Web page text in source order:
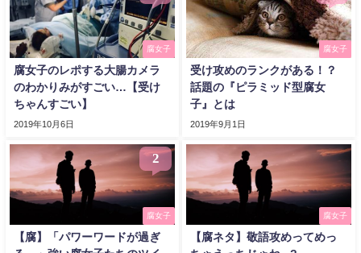
腐女子
腐女子のレポする大腸カメラ
のわかりみがすごい…【受け
ちゃんすごい】
2019年10月6日
腐女子
受け攻めのランクがある！？
話題の『ピラミッド型腐女
子』とは
2019年9月1日
2
腐女子
【腐】「パワーワードが過ぎ
腐女子
【腐ネタ】敬語攻めってめっ